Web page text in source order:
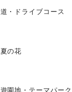
道・ドライブコース
夏の花
遊園地・テーマパーク